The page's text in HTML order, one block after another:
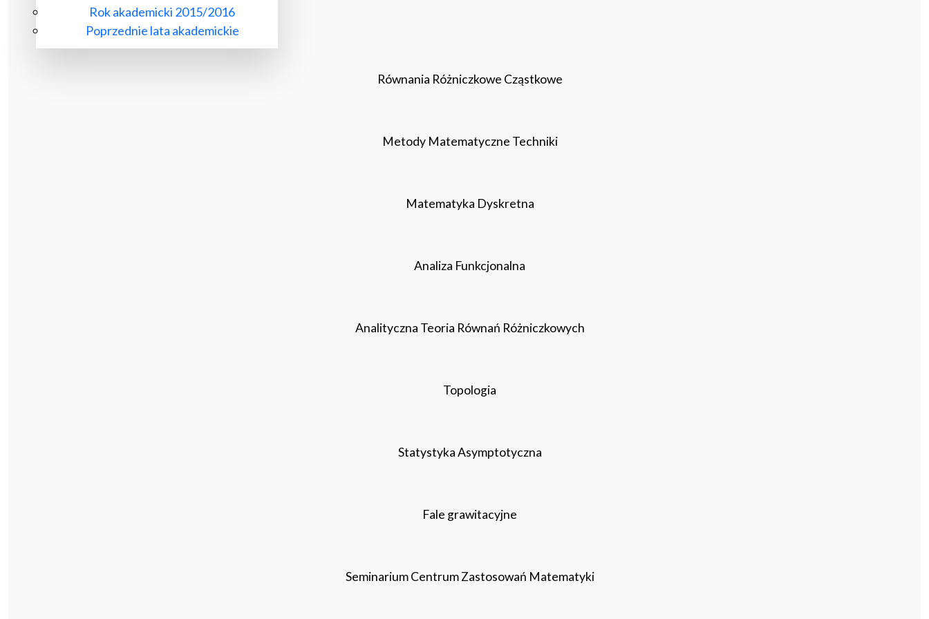
Rok akademicki 2015/2016
Poprzednie lata akademickie
Równania Różniczkowe Cząstkowe
Metody Matematyczne Techniki
Matematyka Dyskretna
Analiza Funkcjonalna
Analityczna Teoria Równań Różniczkowych
Topologia
Statystyka Asymptotyczna
Fale grawitacyjne
Seminarium Centrum Zastosowań Matematyki